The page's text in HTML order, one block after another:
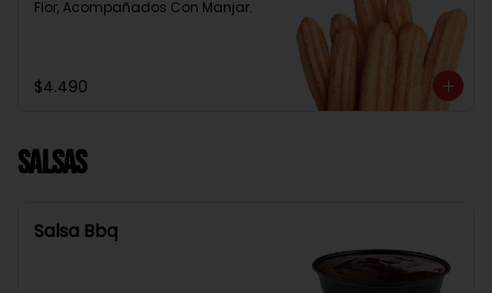
Flor, Acompañados Con Manjar.
$4.490
Salsas
Salsa Bbq